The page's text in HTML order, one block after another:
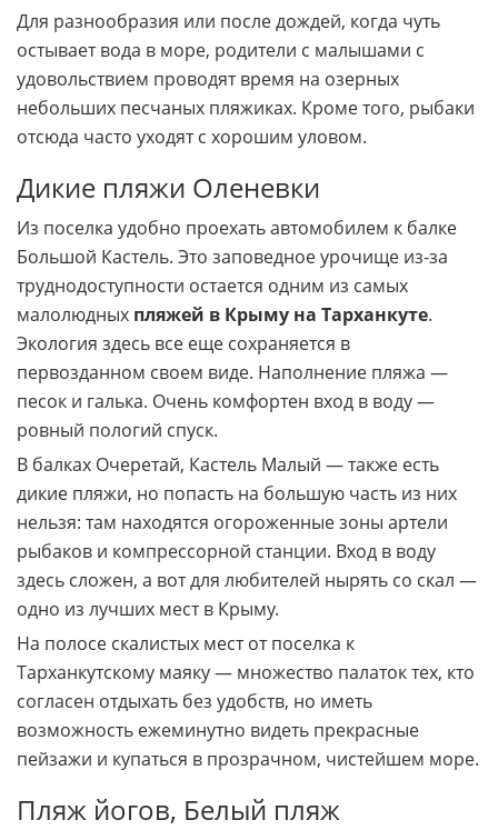
Для разнообразия или после дождей, когда чуть
остывает вода в море, родители с малышами с
удовольствием проводят время на озерных
небольших песчаных пляжиках. Кроме того, рыбаки
отсюда часто уходят с хорошим уловом.
Дикие пляжи Оленевки
Из поселка удобно проехать автомобилем к балке
Большой Кастель. Это заповедное урочище из-за
труднодоступности остается одним из самых
малолюдных пляжей в Крыму на Тарханкуте.
Экология здесь все еще сохраняется в
первозданном своем виде. Наполнение пляжа —
песок и галька. Очень комфортен вход в воду —
ровный пологий спуск.
В балках Очеретай, Кастель Малый — также есть
дикие пляжи, но попасть на большую часть из них
нельзя: там находятся огороженные зоны артели
рыбаков и компрессорной станции. Вход в воду
здесь сложен, а вот для любителей нырять со скал —
одно из лучших мест в Крыму.
На полосе скалистых мест от поселка к
Тарханкутскому маяку — множество палаток тех, кто
согласен отдыхать без удобств, но иметь
возможность ежеминутно видеть прекрасные
пейзажи и купаться в прозрачном, чистейшем море.
Пляж йогов, Белый пляж